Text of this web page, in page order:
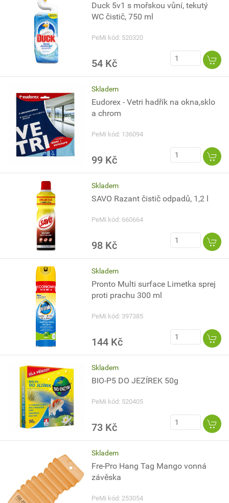
Duck 5v1 s mořskou vůní, tekutý
WC čistič, 750 ml
PeMi kód: 520320
54 Kč
Skladem
Eudorex - Vetri hadřík na okna,sklo
a chrom
PeMi kód: 136094
99 Kč
Skladem
SAVO Razant čistič odpadů, 1,2 l
PeMi kód: 660664
98 Kč
Skladem
Pronto Multi surface Limetka sprej
proti prachu 300 ml
PeMi kód: 397385
144 Kč
Skladem
BIO-P5 DO JEZÍREK 50g
PeMi kód: 520405
73 Kč
Skladem
Fre-Pro Hang Tag Mango vonná
závěska
PeMi kód: 253054